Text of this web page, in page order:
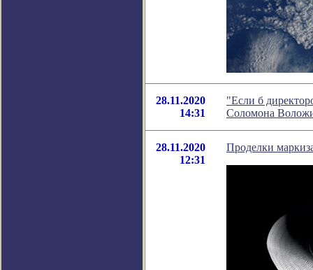
28.11.2020
14:31
"Если б
Соломона
28.11.2020
12:31
Проделки